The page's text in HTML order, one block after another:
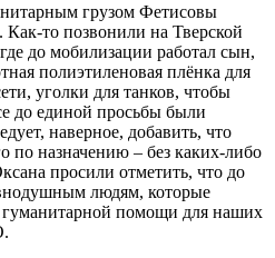
грузом Фетисовы
то позвонили на Тверской
до мобилизации работал сын,
полиэтиленовая плёнка для
уголки для танков, чтобы
до единой просьбы были
наверное, добавить, что
по назначению – без каких-либо
просили отметить, что до
людям, которые
помощи для наших